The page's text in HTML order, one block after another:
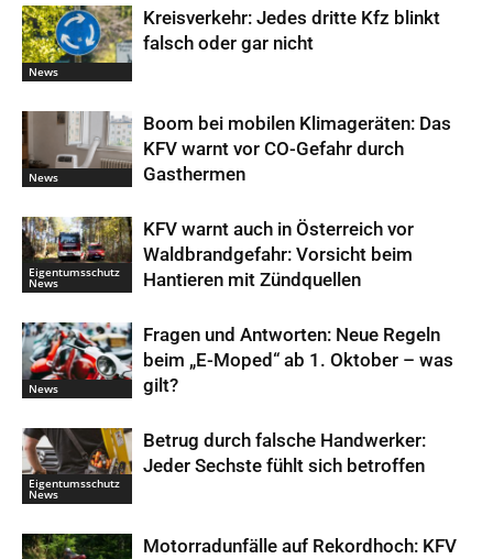
News
Kreisverkehr: Jedes dritte Kfz blinkt
falsch oder gar nicht
News
Boom bei mobilen Klimageräten: Das
KFV warnt vor CO-Gefahr durch
Gasthermen
Eigentumsschutz
News
KFV warnt auch in Österreich vor
Waldbrandgefahr: Vorsicht beim
Hantieren mit Zündquellen
News
Fragen und Antworten: Neue Regeln
beim „E-Moped“ ab 1. Oktober – was
gilt?
Eigentumsschutz
News
Betrug durch falsche Handwerker:
Jeder Sechste fühlt sich betroffen
Motorradunfälle auf Rekordhoch: KFV